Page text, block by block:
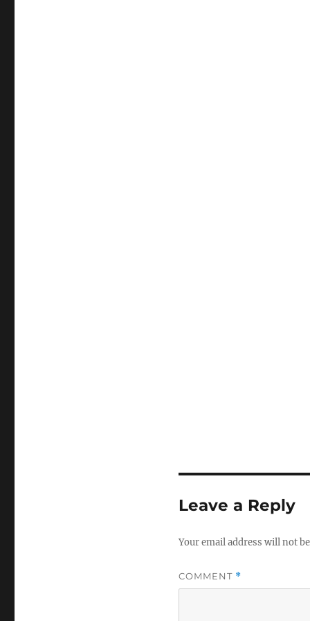
Leave a Reply
Your email address will not
COMMENT *